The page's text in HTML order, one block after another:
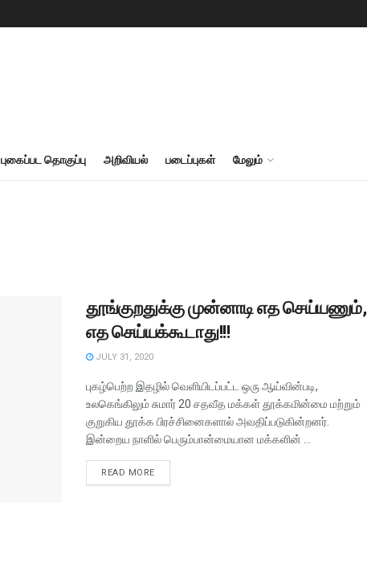
புகைப்பட தொகுப்பு அறிவியல் படைப்புகள் மேலும்
தூங்குறதுக்கு முன்னாடி எத செய்யணும்,
எத செய்யக்கூடாது!!!
JULY 31, 2020
புகழ்பெற்ற இதழில் வெளியிடப்பட்ட ஒரு ஆய்வின்படி,
உலகெங்கிலும் சுமார் 20 சதவீத மக்கள் தூக்கமின்மை மற்றும்
குறுகிய தூக்க பிரச்சினைகளால் அவதிப்படுகின்றனர்.
இன்றைய நாளில் பெரும்பான்மையான மக்களின் ...
READ MORE